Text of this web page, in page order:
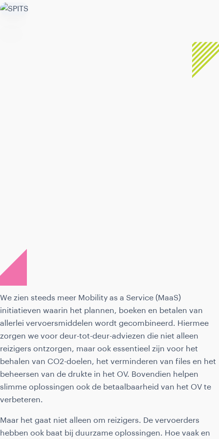
We zien steeds meer Mobility as a Service (MaaS)
initiatieven waarin het plannen, boeken en betalen van
allerlei vervoersmiddelen wordt gecombineerd. Hiermee
zorgen we voor deur-tot-deur-adviezen die niet alleen
reizigers ontzorgen, maar ook essentieel zijn voor het
behalen van CO2-doelen, het verminderen van files en het
beheersen van de drukte in het OV. Bovendien helpen
slimme oplossingen ook de betaalbaarheid van het OV te
verbeteren.
Maar het gaat niet alleen om reizigers. De vervoerders
hebben ook baat bij duurzame oplossingen. Hoe vaak en